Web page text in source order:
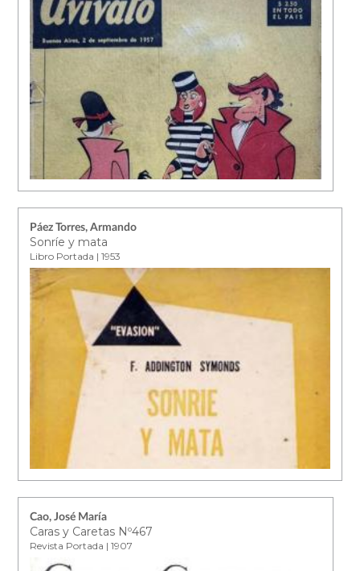
Páez Torres, Armando
Sonríe y mata
Libro Portada | 1953
Cao, José María
Caras y Caretas Nº467
Revista Portada | 1907